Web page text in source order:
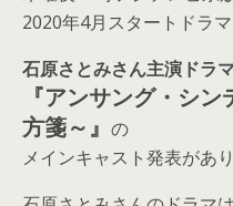
2020年4月スタートドラマ
石原さとみさん主演ドラマ
『アンサング・シ
方箋～』 の
メインキャスト発表があ